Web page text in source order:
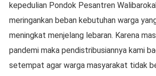
kepedulian Pondok Pesantren
meringankan beban kebutuhan warga
meningkat menjelang lebaran. Karena
pandemi maka pendistribusiannya kami
setempat agar warga masyarakat tidak